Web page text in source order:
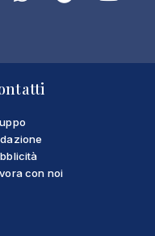
con noi